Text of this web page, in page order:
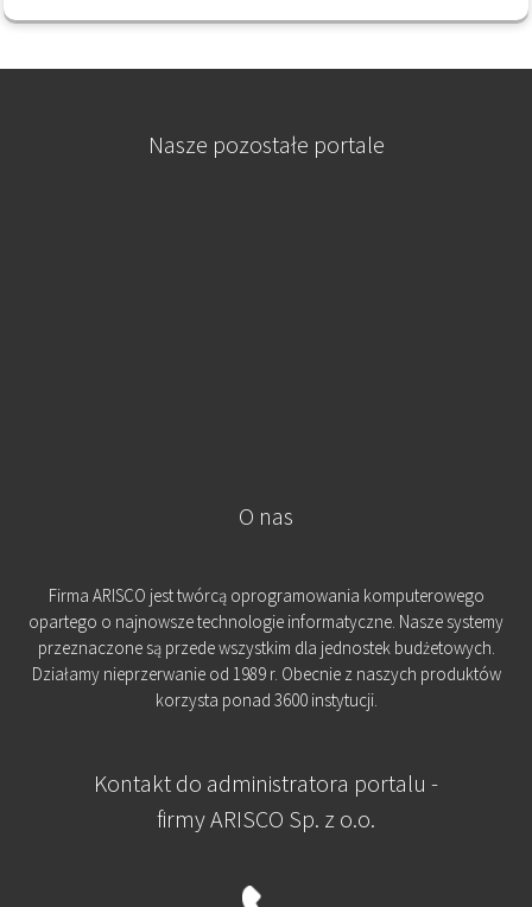
Nasze pozostałe portale
O nas
Firma ARISCO jest twórcą oprogramowania komputerowego
opartego o najnowsze technologie informatyczne. Nasze systemy
przeznaczone są przede wszystkim dla jednostek budżetowych.
Działamy nieprzerwanie od 1989 r. Obecnie z naszych produktów
korzysta ponad 3600 instytucji.
Kontakt do administratora portalu -
firmy ARISCO Sp. z o.o.